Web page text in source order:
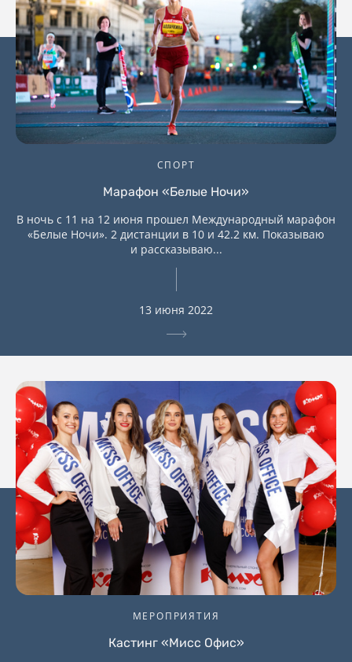
СПОРТ
Марафон «Белые Ночи»
В ночь с 11 на 12 июня прошел Международный марафон
«Белые Ночи». 2 дистанции в 10 и 42.2 км. Показываю
и рассказываю...
13 июня 2022
МЕРОПРИЯТИЯ
Кастинг «Мисс Офис»